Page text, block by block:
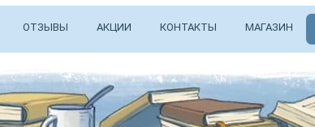
ОТЗЫВЫ АКЦИИ КОНТАКТЫ МАГАЗИН